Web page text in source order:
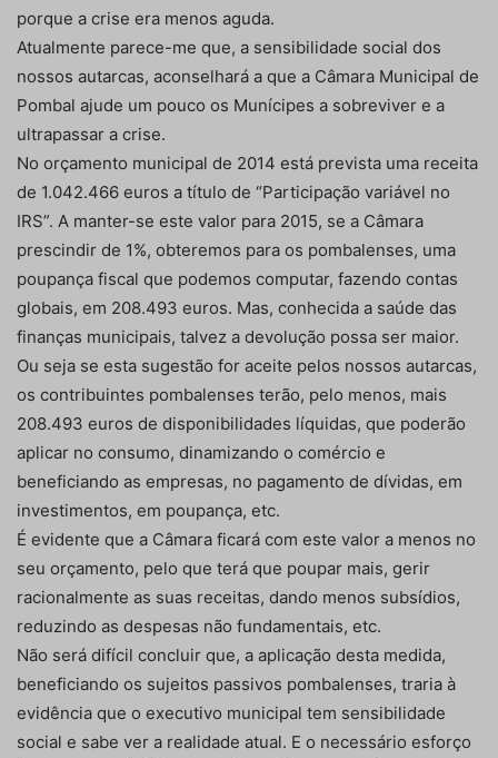
porque a crise era menos aguda.
Atualmente parece-me que, a sensibilidade social dos
nossos autarcas, aconselhará a que a Câmara Municipal de
Pombal ajude um pouco os Munícipes a sobreviver e a
ultrapassar a crise.
No orçamento municipal de 2014 está prevista uma receita
de 1.042.466 euros a título de “Participação variável no
IRS”. A manter-se este valor para 2015, se a Câmara
prescindir de 1%, obteremos para os pombalenses, uma
poupança fiscal que podemos computar, fazendo contas
globais, em 208.493 euros. Mas, conhecida a saúde das
finanças municipais, talvez a devolução possa ser maior.
Ou seja se esta sugestão for aceite pelos nossos autarcas,
os contribuintes pombalenses terão, pelo menos, mais
208.493 euros de disponibilidades líquidas, que poderão
aplicar no consumo, dinamizando o comércio e
beneficiando as empresas, no pagamento de dívidas, em
investimentos, em poupança, etc.
É evidente que a Câmara ficará com este valor a menos no
seu orçamento, pelo que terá que poupar mais, gerir
racionalmente as suas receitas, dando menos subsídios,
reduzindo as despesas não fundamentais, etc.
Não será difícil concluir que, a aplicação desta medida,
beneficiando os sujeitos passivos pombalenses, traria à
evidência que o executivo municipal tem sensibilidade
social e sabe ver a realidade atual. E o necessário esforço